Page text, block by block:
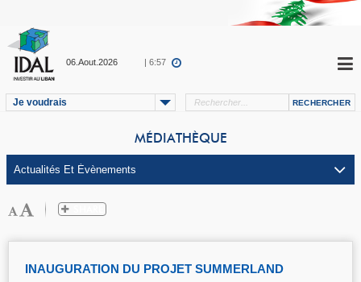
06.Aout.2026 | 6:57
Je voudrais
MÉDIATHÈQUE
INAUGURATION DU PROJET SUMMERLAND